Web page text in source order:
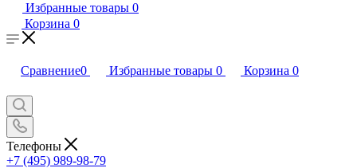
Избранные товары 0
Корзина 0
Сравнение0 Избранные товары 0 Корзина 0
Телефоны
+7 (495) 989-98-79